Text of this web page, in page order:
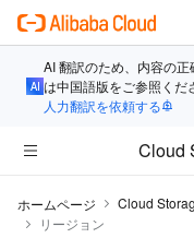
AI 翻訳のため、内容の
は中国語版をご参照くだ
人力翻訳を依頼する
Cloud
ホームページ Cloud
リージョン